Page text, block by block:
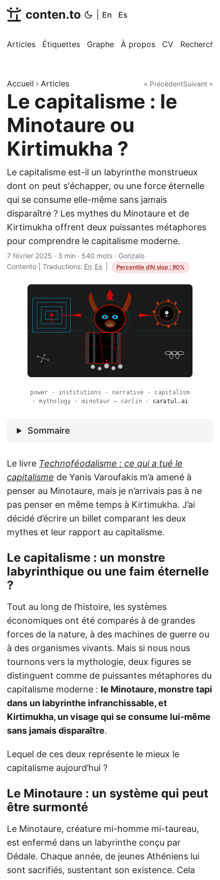
conten.to En Es
Articles Étiquettes Graphe À propos CV
Accueil Articles « PrécédentSuivant »
Le capitalisme : le
Minotaure ou
Kirtimukha ?
Le capitalisme est-il un labyrinthe monstrueux
dont on peut s'échapper, ou une force éternelle
qui se consume elle-même sans jamais
disparaître ? Les mythes du Minotaure et de
Kirtimukha offrent deux puissantes métaphores
pour comprendre le capitalisme moderne.
7 février 2025 · 3 min · 540 mots · Gonzalo
Contento
Traductions: En Es Percentile d'AI slop : 90%
power · institutions · narrative · capitalism
· mythology · minotaur — carlin · caratul.ai
Sommaire
Le livre Technoféodalisme : ce qui a tué le
capitalisme de Yanis Varoufakis m’a amené à
penser au Minotaure, mais je n’arrivais pas à ne
pas penser en même temps à Kirtimukha. J’ai
décidé d’écrire un billet comparant les deux
mythes et leur rapport au capitalisme.
Le capitalisme : un monstre
labyrinthique ou une faim éternelle
?
Tout au long de l’histoire, les systèmes
économiques ont été comparés à de grandes
forces de la nature, à des machines de guerre ou
à des organismes vivants. Mais si nous nous
tournons vers la mythologie, deux figures se
distinguent comme de puissantes métaphores du
capitalisme moderne : le Minotaure, monstre tapi
dans un labyrinthe infranchissable, et
Kirtimukha, un visage qui se consume lui-même
sans jamais disparaître.
Lequel de ces deux représente le mieux le
capitalisme aujourd’hui ?
Le Minotaure : un système qui peut
être surmonté
Le Minotaure, créature mi-homme mi-taureau,
est enfermé dans un labyrinthe conçu par
Dédale. Chaque année, de jeunes Athéniens lui
sont sacrifiés, sustentant son existence. Cela